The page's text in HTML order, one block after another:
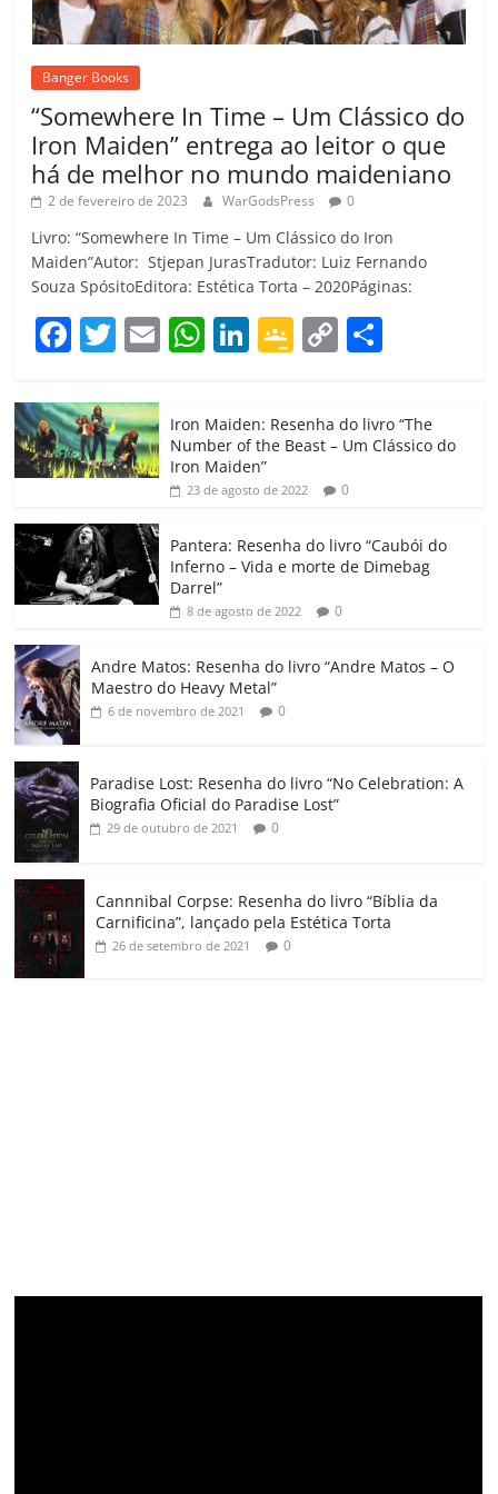
Banger Books
“Somewhere In Time – Um Clássico do
Iron Maiden” entrega ao leitor o que
há de melhor no mundo maideniano
2 de fevereiro de 2023 WarGodsPress 0
Livro: “Somewhere In Time – Um Clássico do Iron
Maiden”Autor: Stjepan JurasTradutor: Luiz Fernando
Souza SpósitoEditora: Estética Torta – 2020Páginas:
F
c
e
b
o
o
k
T
itt
er
E W
at
s
A
p
Li
e
dI
G
gl
e
Cl
a
ss
ro
o
C
p
y
Li
k
m
p
h
ar
Iron Maiden: Resenha do livro “The
Number of the Beast – Um Clássico do
Iron Maiden”
23 de agosto de 2022 0
Pantera: Resenha do livro “Caubói do
Inferno – Vida e morte de Dimebag
Darrel”
8 de agosto de 2022 0
Andre Matos: Resenha do livro “Andre Matos – O
Maestro do Heavy Metal”
6 de novembro de 2021 0
Paradise Lost: Resenha do livro “No Celebration: A
Biografia Oficial do Paradise Lost”
29 de outubro de 2021 0
Cannnibal Corpse: Resenha do livro “Bíblia da
Carnificina”, lançado pela Estética Torta
26 de setembro de 2021 0